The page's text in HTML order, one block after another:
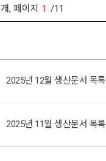
개, 페이지 1 /11
2025년 12월 생산문서 목록
2025년 11월 생산문서 목록